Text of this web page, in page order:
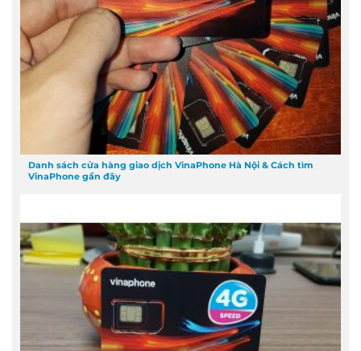
Danh sách cửa hàng giao dịch VinaPhone Hà Nội & Cách tìm
VinaPhone gần đây